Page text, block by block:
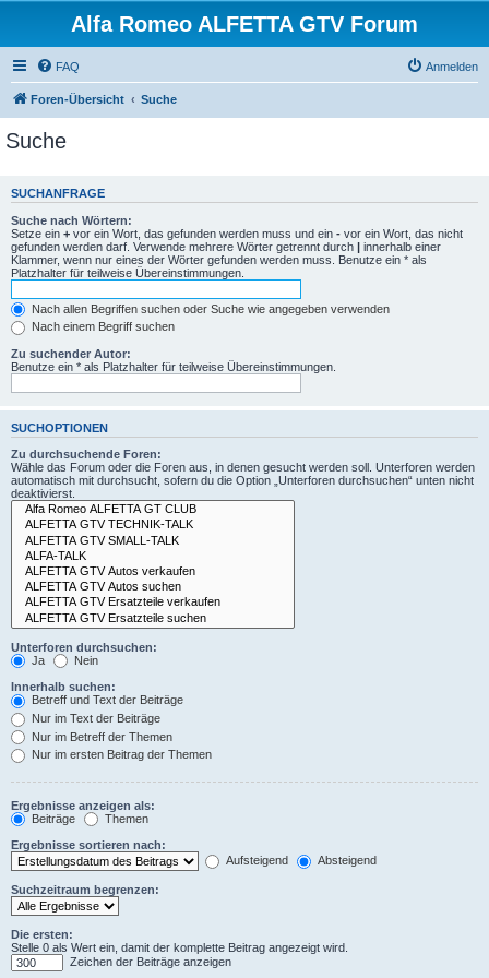
Alfa Romeo ALFETTA GTV Forum
FAQ Anmelden
Foren-Übersicht Suche
Suche
SUCHANFRAGE
Suche nach Wörtern:
Setze ein + vor ein Wort, das gefunden werden muss und ein - vor ein Wort, das nicht
gefunden werden darf. Verwende mehrere Wörter getrennt durch | innerhalb einer
Klammer, wenn nur eines der Wörter gefunden werden muss. Benutze ein * als
Platzhalter für teilweise Übereinstimmungen.
Nach allen Begriffen suchen oder Suche wie angegeben verwenden
Nach einem Begriff suchen
Zu suchender Autor:
Benutze ein * als Platzhalter für teilweise Übereinstimmungen.
SUCHOPTIONEN
Zu durchsuchende Foren:
Wähle das Forum oder die Foren aus, in denen gesucht werden soll. Unterforen werden
automatisch mit durchsucht, sofern du die Option „Unterforen durchsuchen“ unten nicht
deaktivierst.
Unterforen durchsuchen:
Ja
Nein
Innerhalb suchen:
Betreff und Text der Beiträge
Nur im Text der Beiträge
Nur im Betreff der Themen
Nur im ersten Beitrag der Themen
Ergebnisse anzeigen als:
Beiträge
Themen
Ergebnisse sortieren nach:
Aufsteigend
Absteigend
Suchzeitraum begrenzen:
Die ersten:
Stelle 0 als Wert ein, damit der komplette Beitrag angezeigt wird.
Zeichen der Beiträge anzeigen